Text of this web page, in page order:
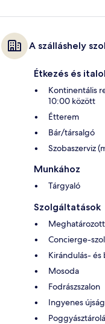
A szálláshely
Étkezés és
Kontinentális
10:00 között
Étterem
Bár/társalgó
Szobaszerviz
Munkához
Tárgyaló
Szolgáltatások
Concierge-
Kirándulás-
Mosoda
Fodrászszalon
Ingyenes